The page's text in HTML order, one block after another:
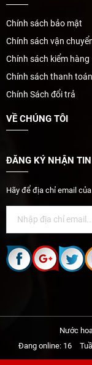
Chính sách bảo mật
Chính sách vận
Chính sách kiểm hàng
Chính sách thanh toán
Chính Sách đổi trả
VỀ CHÚNG TÔI
ĐĂNG KÝ NHẬN TIN
Hãy để địa chỉ email
Nước
Đang online: 16